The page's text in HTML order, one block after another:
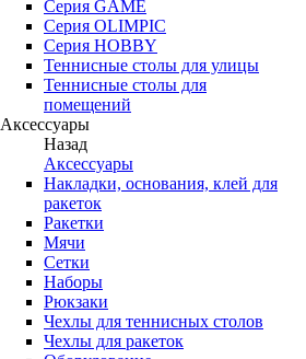
Серия GAME
Серия OLIMPIC
Серия HOBBY
Теннисные столы для улицы
Теннисные столы для
помещений
Аксессуары
Назад
Аксессуары
Накладки, основания, клей для
ракеток
Ракетки
Мячи
Сетки
Наборы
Рюкзаки
Чехлы для теннисных столов
Чехлы для ракеток